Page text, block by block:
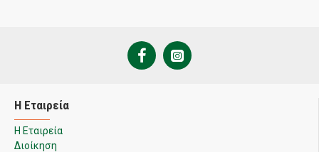
Η Εταιρεία
Η Εταιρεία
Διοίκηση